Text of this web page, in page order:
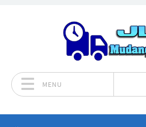
MENU